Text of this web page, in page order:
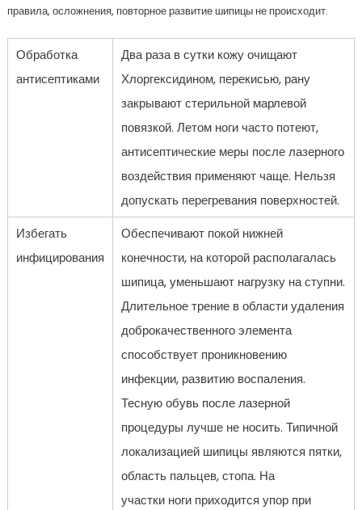
правила, осложнения, повторное развитие шипицы не происходит.
Обработка
антисептиками
Два раза в сутки кожу очищают
Хлоргексидином, перекисью, рану
закрывают стерильной марлевой
повязкой. Летом ноги часто потеют,
антисептические меры после лазерного
воздействия применяют чаще. Нельзя
допускать перегревания поверхностей.
Избегать
инфицирования
Обеспечивают покой нижней
конечности, на которой располагалась
шипица, уменьшают нагрузку на ступни.
Длительное трение в области удаления
доброкачественного элемента
способствует проникновению
инфекции, развитию воспаления.
Тесную обувь после лазерной
процедуры лучше не носить. Типичной
локализацией шипицы являются пятки,
область пальцев, стопа. На
участки ноги приходится упор при